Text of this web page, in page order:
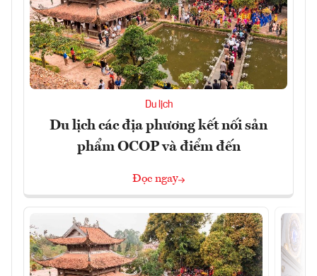
Du lịch
Du lịch các địa phương kết nối sản
phẩm OCOP và điểm đến
Đọc ngay